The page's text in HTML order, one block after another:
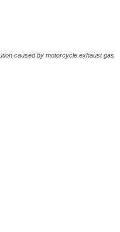
caused by motorcycle exhaust gas